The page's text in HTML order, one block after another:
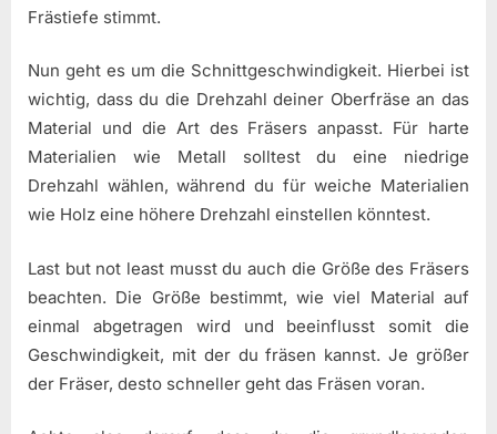
Frästiefe stimmt.
Nun geht es um die Schnittgeschwindigkeit. Hierbei ist
wichtig, dass du die Drehzahl deiner Oberfräse an das
Material und die Art des Fräsers anpasst. Für harte
Materialien wie Metall solltest du eine niedrige
Drehzahl wählen, während du für weiche Materialien
wie Holz eine höhere Drehzahl einstellen könntest.
Last but not least musst du auch die Größe des Fräsers
beachten. Die Größe bestimmt, wie viel Material auf
einmal abgetragen wird und beeinflusst somit die
Geschwindigkeit, mit der du fräsen kannst. Je größer
der Fräser, desto schneller geht das Fräsen voran.